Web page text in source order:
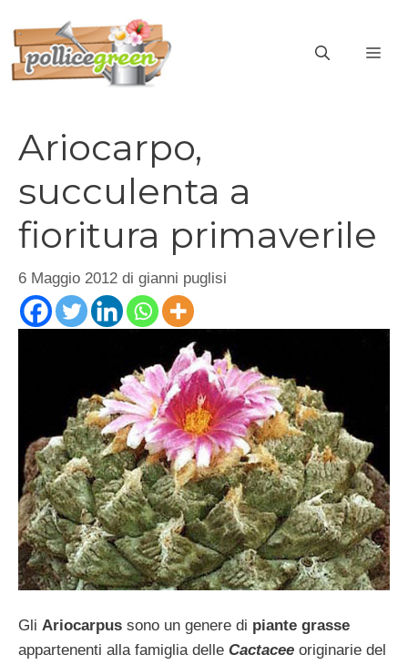
contenuto
Ariocarpo,
succulenta a
fioritura primaverile
6 Maggio 2012 di gianni puglisi
Gli Ariocarpus sono un genere di piante grasse
appartenenti alla famiglia delle Cactacee originarie del